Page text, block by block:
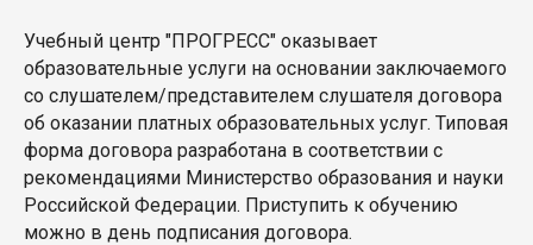
Учебный центр "ПРОГРЕСС" оказывает
образовательные услуги на основании заключаемого
со слушателем/представителем слушателя договора
об оказании платных образовательных услуг. Типовая
форма договора разработана в соответствии с
рекомендациями Министерство образования и науки
Российской Федерации. Приступить к обучению
можно в день подписания договора.